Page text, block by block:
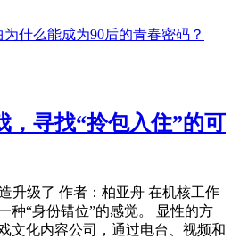
什么能成为90后的青春密码？
，寻找“拎包入住”的可
升级了 作者：柏亚舟 在机核工作
种“身份错位”的感觉。 显性的方
文化内容公司，通过电台、视频和